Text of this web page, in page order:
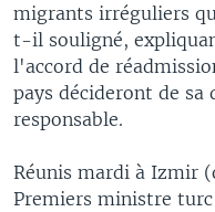
migrants irréguliers
t-il souligné,
l'accord de
pays décideront de
responsable.
Réunis mardi à Izmir
Premiers ministre